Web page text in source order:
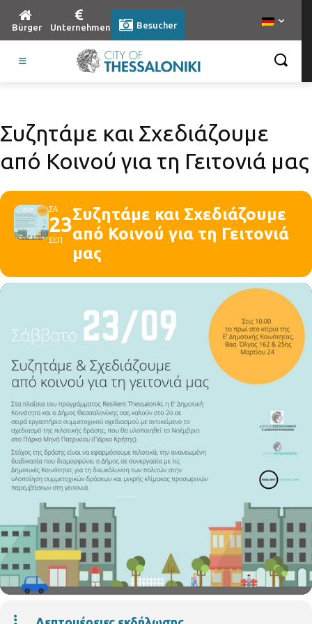
Bürger Unternehmen Besucher
Συζητάμε και Σχεδιάζουμε
από Κοινού για τη Γειτονιά μας
ΣΑ
23
ΣΕΠ
Συζητάμε και Σχεδιάζουμε
από Κοινού για τη Γειτονιά
μας